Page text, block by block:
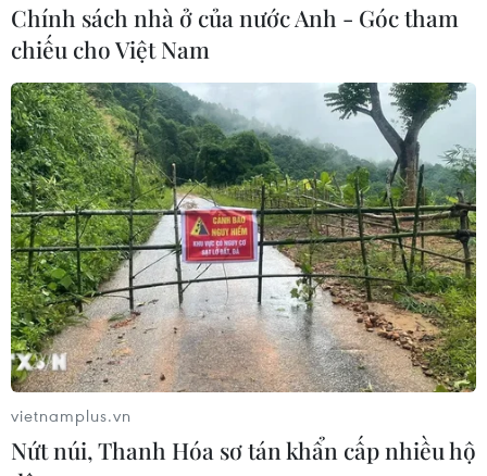
Đâu là nghệ thuật tái cân bằng nền kinh tế
Trung Quốc?
17/11/2018 23:11
Theo trang mạng atimes.com, tranh cãi nảy sinh trong
nội bộ lãnh đạo Trung Quốc không bó hẹp trong chính
sách tiền tệ mà nảy sinh từ bản chất nền kinh tế chính trị
Chính sách nhà ở của nước Anh - Góc tham
chiếu cho Việt Nam
vietnamplus.vn
Nứt núi, Thanh Hóa sơ tán khẩn cấp nhiều hộ